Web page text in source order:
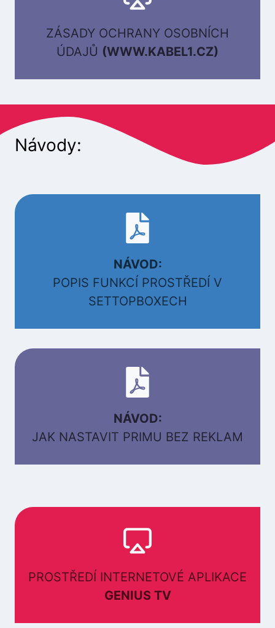
ZÁSADY OCHRANY OSOBNÍCH
ÚDAJŮ (WWW.KABEL1.CZ)
Návody:
NÁVOD:
POPIS FUNKCÍ PROSTŘEDÍ V
SETTOPBOXECH
NÁVOD:
JAK NASTAVIT PRIMU BEZ REKLAM
PROSTŘEDÍ INTERNETOVÉ APLIKACE
GENIUS TV